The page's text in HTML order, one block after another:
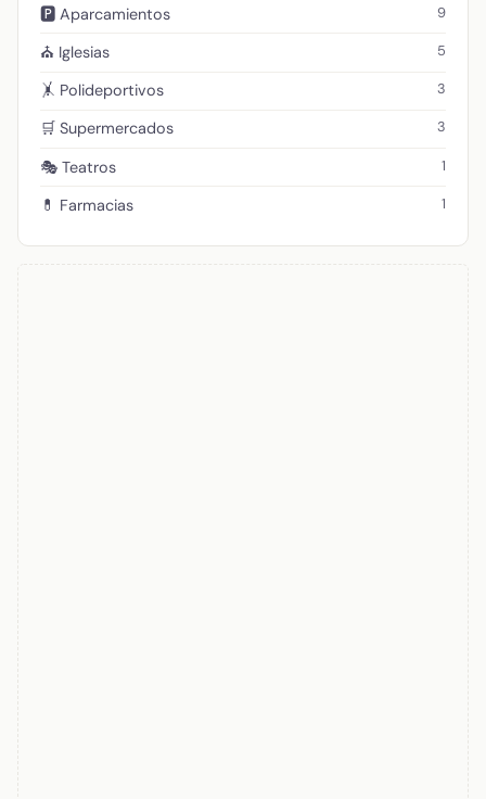
🅿️ Aparcamientos 9
⛪ Iglesias 5
🤸 Polideportivos 3
🛒 Supermercados 3
🎭 Teatros 1
💊 Farmacias 1